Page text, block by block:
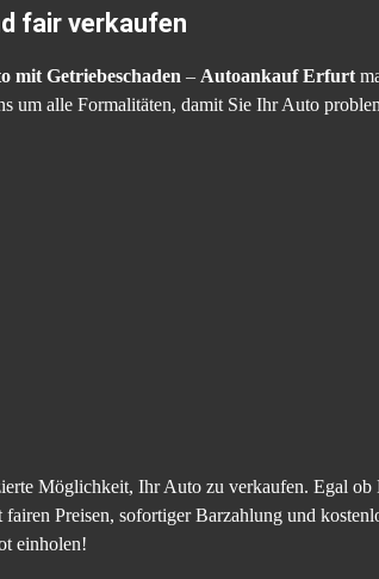
fair verkaufen
mit Getriebeschaden – Autoankauf Erfurt
um alle Formalitäten, damit Sie Ihr Auto
Möglichkeit, Ihr Auto zu verkaufen. Egal
Preisen, sofortiger Barzahlung und
einholen!